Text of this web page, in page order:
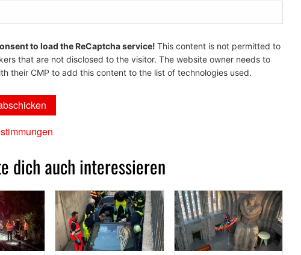
to load the ReCaptcha service! This content is not permitted to
that are not disclosed to the visitor. The website owner needs to
their CMP to add this content to the list of technologies used.
dich auch interessieren